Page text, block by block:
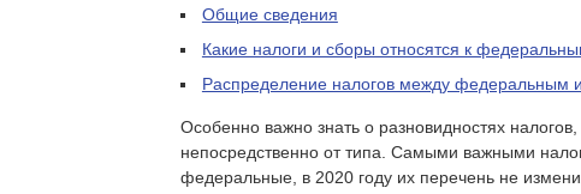
Общие сведения
Какие налоги и сборы относятся к
Распределение налогов между федеральным
Особенно важно знать о разновидностях налогов,
непосредственно от типа. Самыми важными
федеральные, в 2020 году их перечень не